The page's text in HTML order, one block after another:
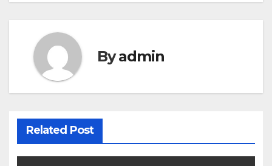
Byadmin
Related Post